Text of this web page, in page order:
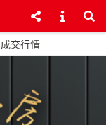
成交行情